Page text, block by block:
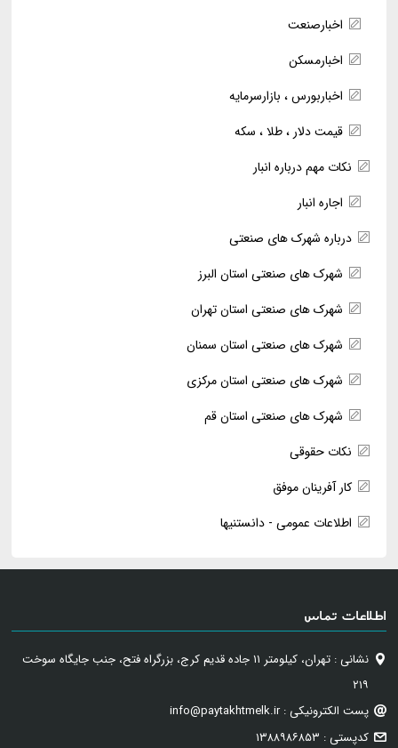
اخبارصنعت
اخبارمسکن
اخباربورس ، بازارسرمایه
قیمت دلار ، طلا ، سکه
نکات مهم درباره انبار
اجاره انبار
درباره شهرک های صنعتی
شهرک های صنعتی استان البرز
شهرک های صنعتی استان تهران
شهرک های صنعتی استان سمنان
شهرک های صنعتی استان مرکزی
شهرک های صنعتی استان قم
نکات حقوقی
کار آفرینان موفق
اطلاعات عمومی - دانستنیها
اطلاعات تماس
نشانی : تهران، کیلومتر ۱۱ جاده قدیم کرج، بزرگراه فتح، جنب جایگاه سوخت
۲۱۹
پست الکترونیکی : info@paytakhtmelk.ir
کدپستی : ۱۳۸۸۹۸۶۸۵۳